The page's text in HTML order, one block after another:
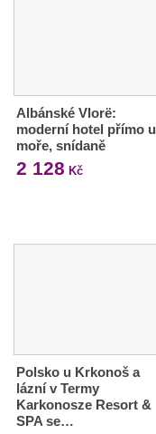
Albánské Vlorë:
moderní hotel přímo u
moře, snídaně
2 128 Kč
Polsko u Krkonoš a
lázní v Termy
Karkonosze Resort &
SPA se…